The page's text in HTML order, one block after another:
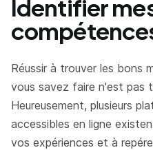
Identifier
Réussir à trouver les bons
vous savez faire n'est pas
Heureusement, plusieurs
accessibles en ligne
vos expériences et à